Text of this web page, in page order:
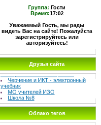
Группа: Гости
Время:17:02
Уважаемый Гость, мы рады
видеть Вас на сайте! Пожалуйста
зарегистрируйтесь или
авторизуйтесь!
Друзья сайта
МЕТОДИЧЕСКИЙ СУНДУЧОК –
Черчение и ИКТ - электронный
учебник
МО учителей ИЗО
Школа №8
Детская худ. школа
Облако тегов